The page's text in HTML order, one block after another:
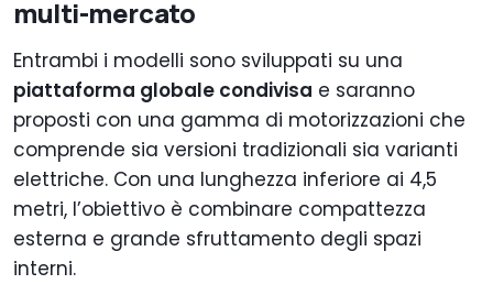
multi-mercato
Entrambi i modelli sono sviluppati su una
piattaforma globale condivisa e saranno
proposti con una gamma di motorizzazioni che
comprende sia versioni tradizionali sia varianti
elettriche. Con una lunghezza inferiore ai 4,5
metri, l’obiettivo è combinare compattezza
esterna e grande sfruttamento degli spazi
interni.